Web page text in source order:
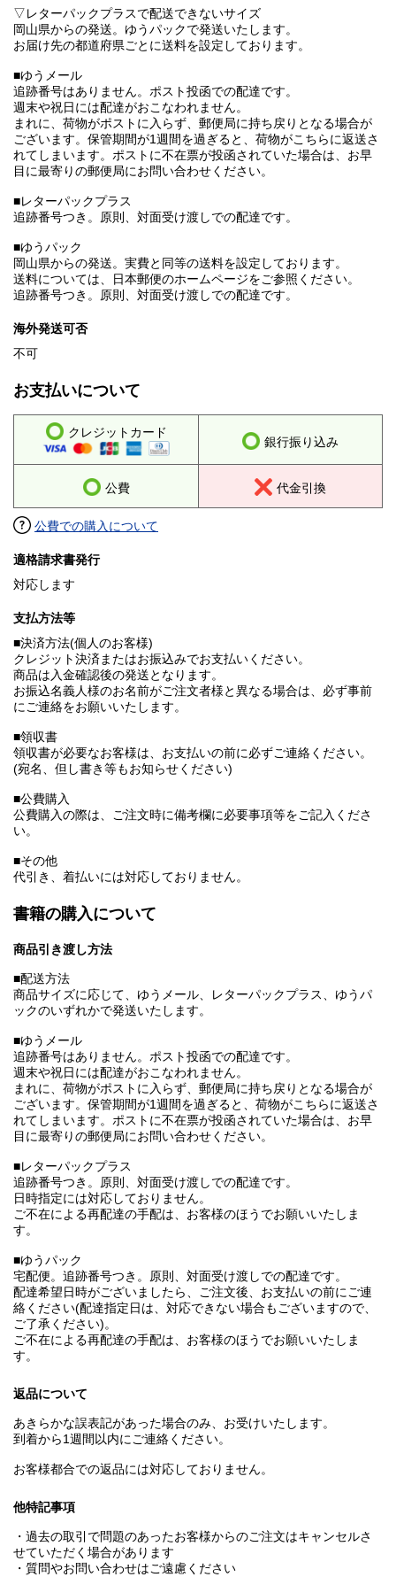
▽レターパックプラスで配送できないサイズ
岡山県からの発送。ゆうパックで発送いたします。
お届け先の都道府県ごとに送料を設定しております。
■ゆうメール
追跡番号はありません。ポスト投函での配達です。
週末や祝日には配達がおこなわれません。
まれに、荷物がポストに入らず、郵便局に持ち戻りとなる場合が
ございます。保管期間が1週間を過ぎると、荷物がこちらに返送さ
れてしまいます。ポストに不在票が投函されていた場合は、お早
目に最寄りの郵便局にお問い合わせください。
■レターパックプラス
追跡番号つき。原則、対面受け渡しでの配達です。
■ゆうパック
岡山県からの発送。実費と同等の送料を設定しております。
送料については、日本郵便のホームページをご参照ください。
追跡番号つき。原則、対面受け渡しでの配達です。
海外発送可否
不可
お支払いについて
クレジットカード
銀行振り込み
公費 代金引換
公費での購入について
適格請求書発行
対応します
支払方法等
■決済方法(個人のお客様)
クレジット決済またはお振込みでお支払いください。
商品は入金確認後の発送となります。
お振込名義人様のお名前がご注文者様と異なる場合は、必ず事前
にご連絡をお願いいたします。
■領収書
領収書が必要なお客様は、お支払いの前に必ずご連絡ください。
(宛名、但し書き等もお知らせください)
■公費購入
公費購入の際は、ご注文時に備考欄に必要事項等をご記入くださ
い。
■その他
代引き、着払いには対応しておりません。
書籍の購入について
商品引き渡し方法
■配送方法
商品サイズに応じて、ゆうメール、レターパックプラス、ゆうパ
ックのいずれかで発送いたします。
■ゆうメール
追跡番号はありません。ポスト投函での配達です。
週末や祝日には配達がおこなわれません。
まれに、荷物がポストに入らず、郵便局に持ち戻りとなる場合が
ございます。保管期間が1週間を過ぎると、荷物がこちらに返送さ
れてしまいます。ポストに不在票が投函されていた場合は、お早
目に最寄りの郵便局にお問い合わせください。
■レターパックプラス
追跡番号つき。原則、対面受け渡しでの配達です。
日時指定には対応しておりません。
ご不在による再配達の手配は、お客様のほうでお願いいたしま
す。
■ゆうパック
宅配便。追跡番号つき。原則、対面受け渡しでの配達です。
配達希望日時がございましたら、ご注文後、お支払いの前にご連
絡ください(配達指定日は、対応できない場合もございますので、
ご了承ください)。
ご不在による再配達の手配は、お客様のほうでお願いいたしま
す。
返品について
あきらかな誤表記があった場合のみ、お受けいたします。
到着から1週間以内にご連絡ください。
お客様都合での返品には対応しておりません。
他特記事項
・過去の取引で問題のあったお客様からのご注文はキャンセルさ
せていただく場合があります
・質問やお問い合わせはご遠慮ください